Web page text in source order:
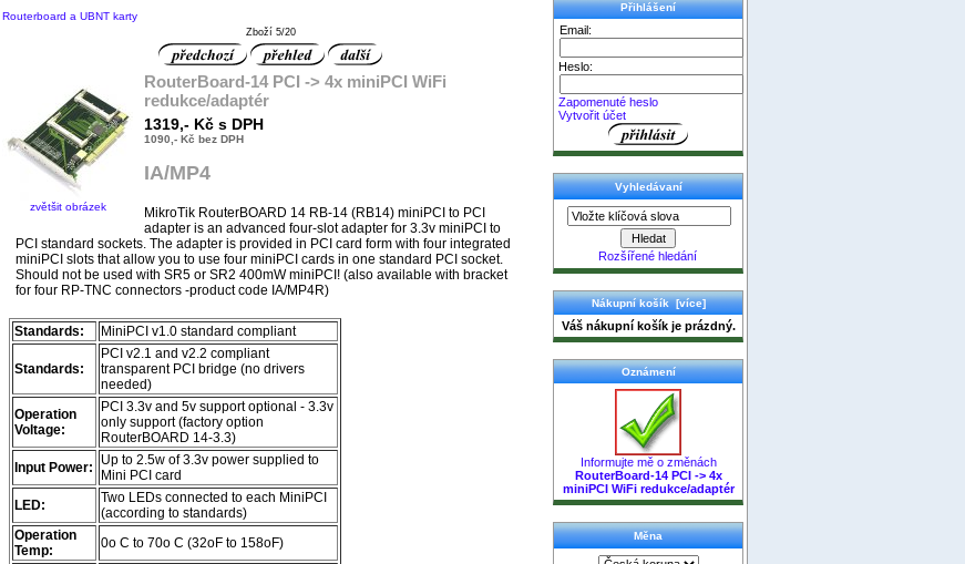
Routerboard a UBNT karty
Zboží 5/20
zvětšit obrázek
RouterBoard-14 PCI -> 4x miniPCI WiFi
redukce/adaptér
1319,- Kč s DPH
1090,- Kč bez DPH
IA/MP4
MikroTik RouterBOARD 14 RB-14 (RB14) miniPCI to PCI
adapter is an advanced four-slot adapter for 3.3v miniPCI to
PCI standard sockets. The adapter is provided in PCI card form with four integrated
miniPCI slots that allow you to use four miniPCI cards in one standard PCI socket.
Should not be used with SR5 or SR2 400mW miniPCI! (also available with bracket
for four RP-TNC connectors -product code IA/MP4R)
Standards: MiniPCI v1.0 standard compliant
Standards:
PCI v2.1 and v2.2 compliant
transparent PCI bridge (no drivers
needed)
Operation
Voltage:
PCI 3.3v and 5v support optional - 3.3v
only support (factory option
RouterBOARD 14-3.3)
Input Power:
Up to 2.5w of 3.3v power supplied to
Mini PCI card
LED:
Two LEDs connected to each MiniPCI
(according to standards)
Operation
Temp:
0o C to 70o C (32oF to 158oF)
Přihlášení
Email:
Heslo:
Zapomenuté heslo
Vytvořit účet
Vyhledávaní
Rozšířené hledání
Nákupní košík [více]
Váš nákupní košík je prázdný.
Oznámení
Informujte mě o změnách
RouterBoard-14 PCI -> 4x
miniPCI WiFi redukce/adaptér
Měna